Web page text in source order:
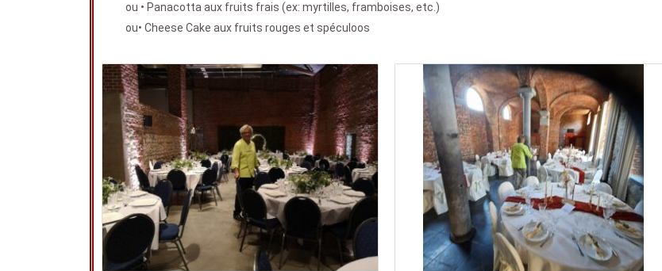
ou • Panacotta aux fruits frais (ex: myrtilles, framboises, etc.)
ou• Cheese Cake aux fruits rouges et spéculoos